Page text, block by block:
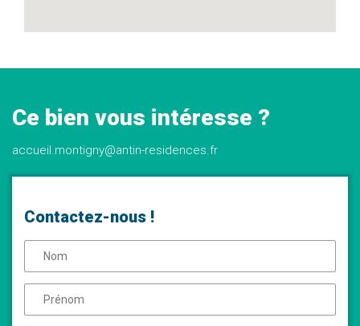
Ce bien vous intéresse ?
accueil.montigny@antin-residences.fr
Contactez-nous !